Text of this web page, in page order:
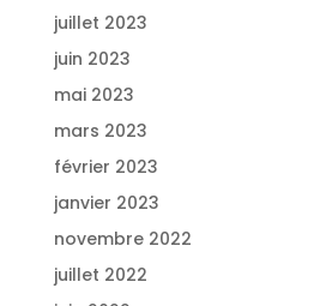
juillet 2023
juin 2023
mai 2023
mars 2023
février 2023
janvier 2023
novembre 2022
juillet 2022